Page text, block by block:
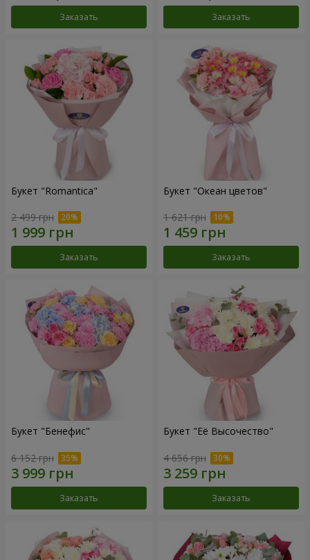
Заказать Заказать
Букет "Romantica"
2 499 грн
Заказать
Букет "Океан цветов"
1 621 грн
Заказать
Букет "Бенефис"
6 152 грн
Заказать
Букет "Её Высочество"
4 656 грн
Заказать